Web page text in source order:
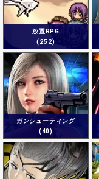
放置RPG
(252)
ガンシューティング
(40)